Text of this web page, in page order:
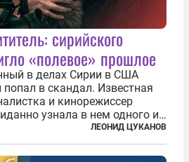
сирийского
«полевое» прошлое
в делах Сирии в США
в скандал. Известная
и кинорежиссер
узнала в нем одного из
ее в сирийском Алеппо в
убеждена, что Канатри, в
под подпольным...
ЛЕОНИД ЦУКАНОВ